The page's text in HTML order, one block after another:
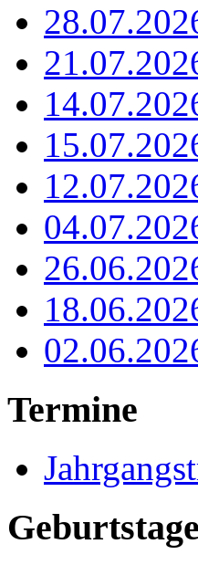
Termine
Geburtstage